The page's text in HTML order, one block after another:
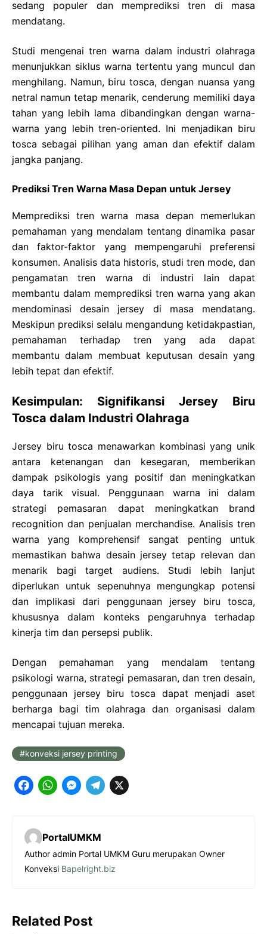
sedang populer dan memprediksi tren di masa
mendatang.
Studi mengenai tren warna dalam industri olahraga
menunjukkan siklus warna tertentu yang muncul dan
menghilang. Namun, biru tosca, dengan nuansa yang
netral namun tetap menarik, cenderung memiliki daya
tahan yang lebih lama dibandingkan dengan warna-
warna yang lebih tren-oriented. Ini menjadikan biru
tosca sebagai pilihan yang aman dan efektif dalam
jangka panjang.
Prediksi Tren Warna Masa Depan untuk Jersey
Memprediksi tren warna masa depan memerlukan
pemahaman yang mendalam tentang dinamika pasar
dan faktor-faktor yang mempengaruhi preferensi
konsumen. Analisis data historis, studi tren mode, dan
pengamatan tren warna di industri lain dapat
membantu dalam memprediksi tren warna yang akan
mendominasi desain jersey di masa mendatang.
Meskipun prediksi selalu mengandung ketidakpastian,
pemahaman terhadap tren yang ada dapat
membantu dalam membuat keputusan desain yang
lebih tepat dan efektif.
Kesimpulan: Signifikansi Jersey Biru
Tosca dalam Industri Olahraga
Jersey biru tosca menawarkan kombinasi yang unik
antara ketenangan dan kesegaran, memberikan
dampak psikologis yang positif dan meningkatkan
daya tarik visual. Penggunaan warna ini dalam
strategi pemasaran dapat meningkatkan brand
recognition dan penjualan merchandise. Analisis tren
warna yang komprehensif sangat penting untuk
memastikan bahwa desain jersey tetap relevan dan
menarik bagi target audiens. Studi lebih lanjut
diperlukan untuk sepenuhnya mengungkap potensi
dan implikasi dari penggunaan jersey biru tosca,
khususnya dalam konteks pengaruhnya terhadap
kinerja tim dan persepsi publik.
Dengan pemahaman yang mendalam tentang
psikologi warna, strategi pemasaran, dan tren desain,
penggunaan jersey biru tosca dapat menjadi aset
berharga bagi tim olahraga dan organisasi dalam
mencapai tujuan mereka.
konveksi jersey printing
F
c
e
b
k
W
t
s
p
M
s
e
e
T
e
g
m
X
PortalUMKM
Author admin Portal UMKM Guru merupakan Owner
Konveksi Bapelright.biz
Related Post